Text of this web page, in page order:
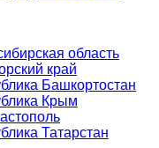
область
край
Башкортостан
Крым
Татарстан